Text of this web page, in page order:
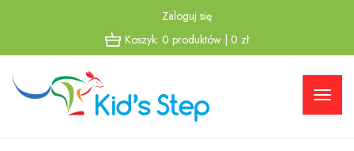
do menu
głównego
do
menu w
stopce
Zaloguj się
Koszyk: 0 produktów 0 zł